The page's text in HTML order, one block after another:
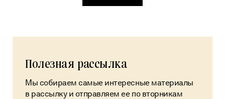
Полезная рассылка
Мы собираем самые интересные материалы
в рассылку и отправляем ее по вторникам